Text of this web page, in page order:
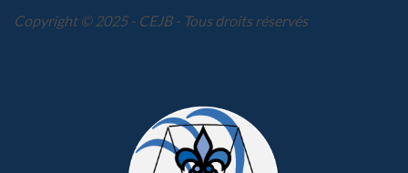
Copyright © 2025 - CEJB - Tous droits réservés